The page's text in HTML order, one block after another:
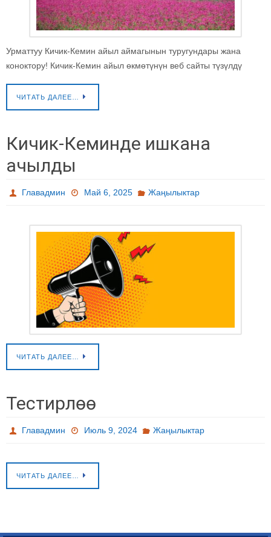
Урматтуу Кичик-Кемин айыл аймагынын туругундары жана
коноктору! Кичик-Кемин айыл өкмөтүнүн веб сайты түзүлдү
ЧИТАТЬ ДАЛЕЕ…
Кичик-Кеминде ишкана
ачылды
Главадмин Май 6, 2025 Жаңылыктар
ЧИТАТЬ ДАЛЕЕ…
Тестирлөө
Главадмин Июль 9, 2024 Жаңылыктар
ЧИТАТЬ ДАЛЕЕ…